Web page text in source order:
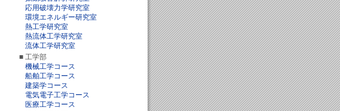
応用破壊力学研究室
環境エネルギー研究室
熱工学研究室
熱流体工学研究室
流体工学研究室
■ 工学部
機械工学コース
船舶工学コース
建築学コース
電気電子工学コース
医療工学コース